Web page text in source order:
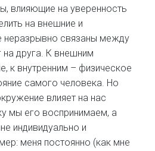
влияющие на уверенность
на внешние и
неразрывно связаны между
на друга. К внешним
к внутренним – физическое
самого человека. Но
влияет на нас
мы его воспринимаем, а
индивидуально и
меня постоянно (как мне